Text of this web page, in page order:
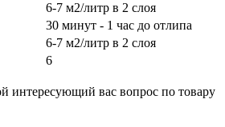
6-7 м2/литр в 2 слоя
30 минут - 1 час до отлипа
6-7 м2/литр в 2 слоя
6
интересующий вас вопрос по товару